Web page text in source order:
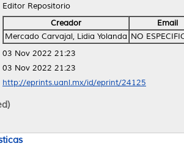
Editor Repositorio
Creador
Email
Mercado Carvajal, Lidia Yolanda NO
03 Nov 2022 21:23
03 Nov 2022 21:23
http://eprints.uanl.mx/id/eprint/24125